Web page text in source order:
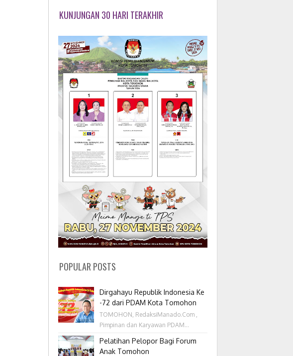
KUNJUNGAN 30 HARI TERAKHIR
POPULAR POSTS
Dirgahayu Republik Indonesia Ke
-72 dari PDAM Kota Tomohon
TOMOHON, RedaksiManado.Com ,
Pimpinan dan Karyawan PDAM...
Pelatihan Pelopor Bagi Forum
Anak Tomohon